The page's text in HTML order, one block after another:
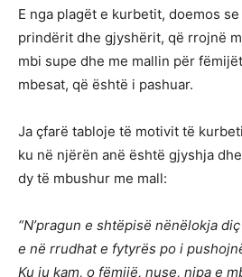
E nga plagët e kurbetit, doemos
prindërit dhe gjyshërit, që rrojnë
mbi supe dhe me mallin për
mbesat, që është i pashuar.
Ja çfarë tabloje të motivit të
ku në njërën anë është gjyshja
dy të mbushur me mall:
“N’pragun e shtëpisë nënëlokja
e në rrudhat e fytyrës po i
Ku ju kam, o fëmijë, nuse, nipa e